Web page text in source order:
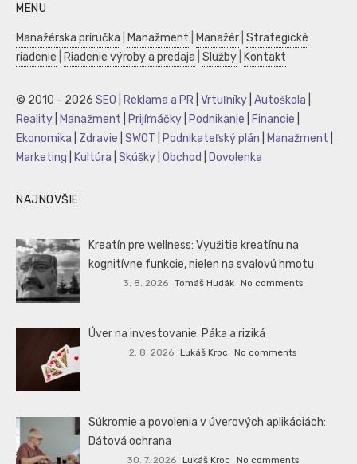
MENU
Manažérska príručka Manažment Manažér Strategické
riadenie
Riadenie výroby a predaja Služby Kontakt
© 2010 - 2026 SEO Reklama a PR Vrtuľníky Autoškola
Reality
Manažment Prijímáčky Podnikanie Financie
Ekonomika
Zdravie SWOT Podnikateľský plán Manažment
Marketing
Kultúra Skúšky Obchod Dovolenka
NAJNOVŠIE
Kreatín pre wellness: Využitie kreatínu na
kognitívne funkcie, nielen na svalovú hmotu
3. 8. 2026 Tomáš Hudák No comments
Úver na investovanie: Páka a riziká
2. 8. 2026 Lukáš Kroc No comments
Súkromie a povolenia v úverových aplikáciách:
Dátová ochrana
30. 7. 2026 Lukáš Kroc No comments